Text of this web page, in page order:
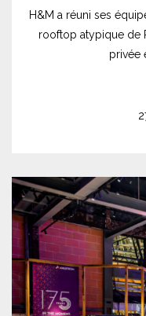
H&M a réuni ses
rooftop atypique de
privée